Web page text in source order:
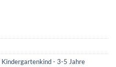
Kindergartenkind - 3-5 Jahre